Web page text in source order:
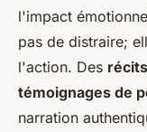
l'impact
pas de distraire;
l'action. Des
témoignages de
narration